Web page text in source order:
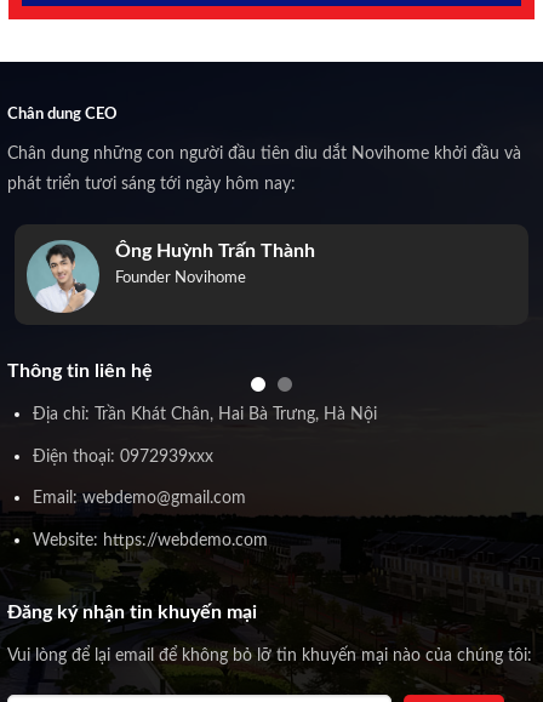
Chân dung CEO
Chân dung những con người đầu tiên dìu dắt Novihome khởi đầu và
phát triển tươi sáng tới ngày hôm nay:
Ông Huỳnh Trấn Thành
Founder Novihome
Thông tin liên hệ
Địa chỉ: Trần Khát Chân, Hai Bà Trưng, Hà Nội
Điện thoại: 0972939xxx
Email: webdemo@gmail.com
Website: https://webdemo.com
Đăng ký nhận tin khuyến mại
Vui lòng để lại email để không bỏ lỡ tin khuyến mại nào của chúng tôi: